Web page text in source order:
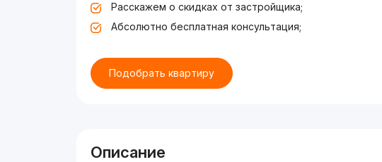
Расскажем о скидках от застройщика;
Абсолютно бесплатная консультация;
Подобрать квартиру
Описание